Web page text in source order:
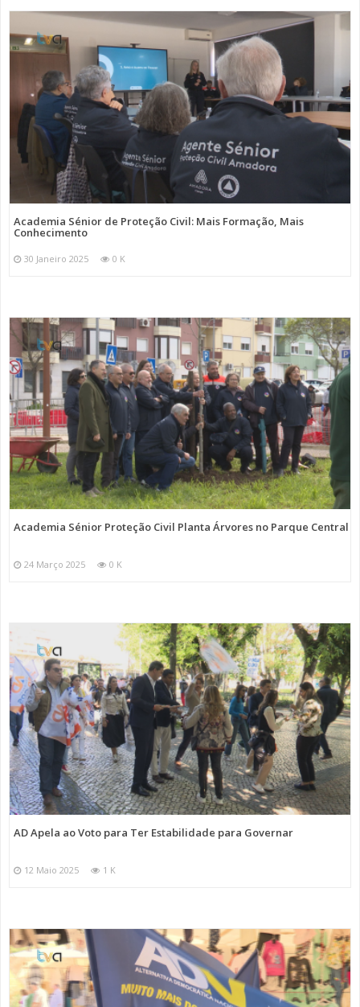
Academia Sénior de Proteção Civil: Mais Formação, Mais
Conhecimento
30 Janeiro 2025 0 K
Academia Sénior Proteção Civil Planta Árvores no Parque Central
24 Março 2025 0 K
AD Apela ao Voto para Ter Estabilidade para Governar
12 Maio 2025 1 K